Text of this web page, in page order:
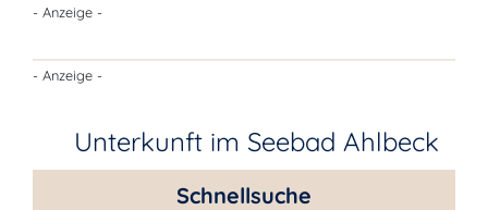
- Anzeige -
- Anzeige -
Unterkunft im Seebad Ahlbeck
Schnellsuche